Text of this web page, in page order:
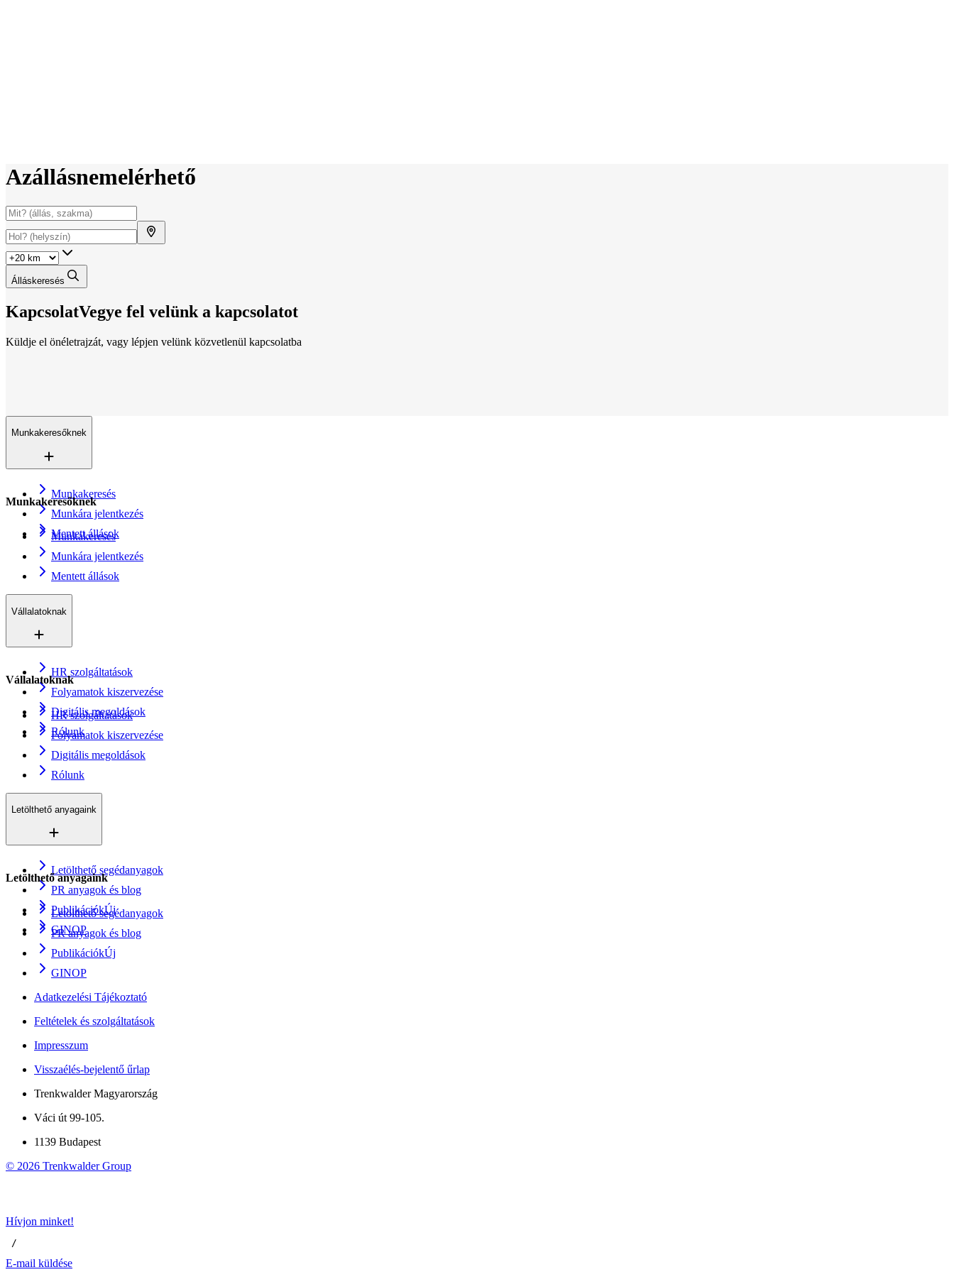
Azállásnemelérhető
Álláskeresés
KapcsolatVegye fel velünk a kapcsolatot
Küldje el önéletrajzát, vagy lépjen velünk közvetlenül kapcsolatba
Munkakeresőknek
Munkakeresés
Munkára jelentkezés
Mentett állások
Munkakeresőknek
Munkakeresés
Munkára jelentkezés
Mentett állások
Vállalatoknak
HR szolgáltatások
Folyamatok kiszervezése
Digitális megoldások
Rólunk
Vállalatoknak
HR szolgáltatások
Folyamatok kiszervezése
Digitális megoldások
Rólunk
Letölthető anyagaink
Letölthető segédanyagok
PR anyagok és blog
PublikációkÚj
GINOP
Letölthető anyagaink
Letölthető segédanyagok
PR anyagok és blog
PublikációkÚj
GINOP
Adatkezelési Tájékoztató
Feltételek és szolgáltatások
Impresszum
Visszaélés-bejelentő űrlap
Trenkwalder Magyarország
Váci út 99-105.
1139 Budapest
© 2026 Trenkwalder Group
Hívjon minket!
/
E-mail küldése